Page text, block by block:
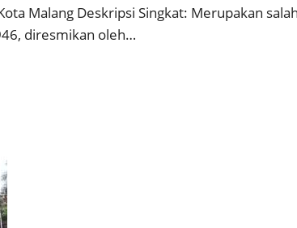
Malang Deskripsi Singkat: Merupakan
diresmikan oleh…